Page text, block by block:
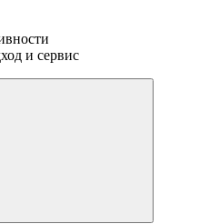
и сервис